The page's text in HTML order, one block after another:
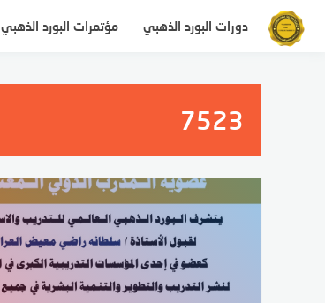
التجاوز
المحتوى
دورات البورد الذهبي مؤتمرات البورد الذهبي
7523